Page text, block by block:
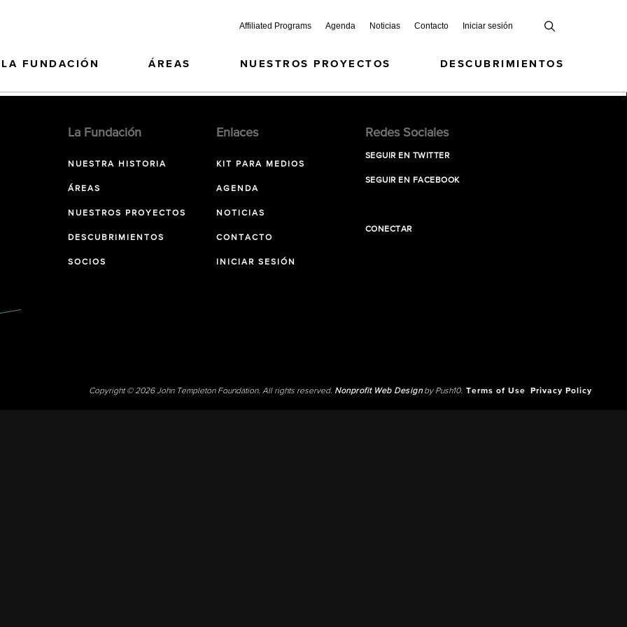
Affiliated Programs Agenda Noticias Contacto Iniciar sesión
LA FUNDACIÓN ÁREAS NUESTROS PROYECTOS DESCUBRIMIENTOS
La Fundación
NUESTRA HISTORIA
ÁREAS
NUESTROS PROYECTOS
DESCUBRIMIENTOS
SOCIOS
Enlaces
KIT PARA MEDIOS
AGENDA
NOTICIAS
CONTACTO
INICIAR SESIÓN
Redes Sociales
SEGUIR EN TWITTER
SEGUIR EN FACEBOOK
CONECTAR
Copyright © 2026 John Templeton Foundation. All rights reserved. Nonprofit Web Designby Push10. Terms of Use Privacy Policy